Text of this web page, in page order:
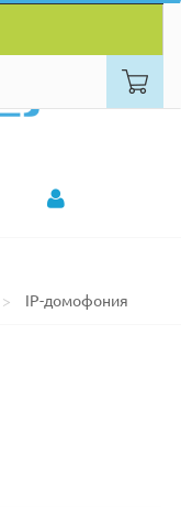
IP-домофония